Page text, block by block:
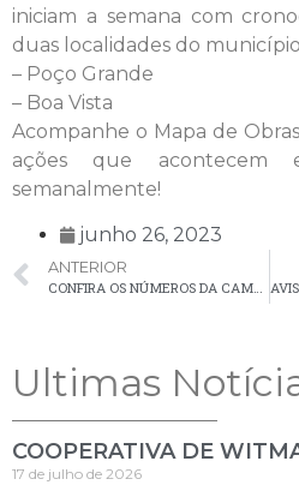
iniciam a semana com
duas localidades do
– Poço Grande
– Boa Vista
Acompanhe o Mapa de
ações que acontecem
semanalmente!
junho 26, 2023
ANTERIOR
CONFIRA OS NÚMEROS DA CAMPANHA DE VACINAÇÃO CONTRA INFLUENZA EM PALMEIRA
Ultimas
COOPERATIVA DE
17 de julho de 2026